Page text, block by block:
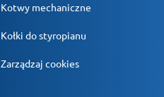
Kotwy mechaniczne
Kołki do styropianu
Zarządzaj cookies